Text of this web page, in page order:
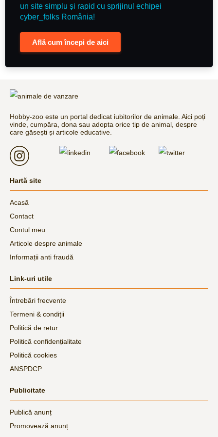
un site simplu și rapid cu sprijinul echipei
cyber_folks România!
Află cum începi de aici
Hobby-zoo este un portal dedicat iubitorilor de animale. Aici poți
vinde, cumpăra, dona sau adopta orice tip de animal, despre
care găsești și articole educative.
Hartă site
Acasă
Contact
Contul meu
Articole despre animale
Informații anti fraudă
Link-uri utile
Întrebări frecvente
Termeni & condiții
Politică de retur
Politică confidențialitate
Politică cookies
ANSPDCP
Publicitate
Publică anunț
Promovează anunț